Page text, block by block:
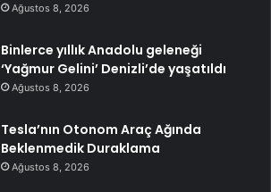
Ağustos 8, 2026
Binlerce yıllık Anadolu geleneği
‘Yağmur Gelini’ Denizli’de yaşatıldı
Ağustos 8, 2026
Tesla’nın Otonom Araç Ağında
Beklenmedik Duraklama
Ağustos 8, 2026